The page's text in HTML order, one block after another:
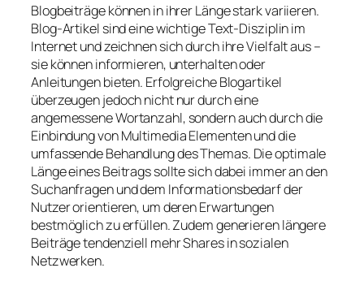
Blogbeiträge können in ihrer Länge stark variieren.
Blog-Artikel sind eine wichtige Text-Disziplin im
Internet und zeichnen sich durch ihre Vielfalt aus –
sie können informieren, unterhalten oder
Anleitungen bieten. Erfolgreiche Blogartikel
überzeugen jedoch nicht nur durch eine
angemessene Wortanzahl, sondern auch durch die
Einbindung von Multimedia Elementen und die
umfassende Behandlung des Themas. Die optimale
Länge eines Beitrags sollte sich dabei immer an den
Suchanfragen und dem Informationsbedarf der
Nutzer orientieren, um deren Erwartungen
bestmöglich zu erfüllen. Zudem generieren längere
Beiträge tendenziell mehr Shares in sozialen
Netzwerken.